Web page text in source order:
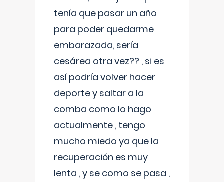
tenía que pasar un año
para poder quedarme
embarazada, sería
cesárea otra vez?? , si es
así podría volver hacer
deporte y saltar a la
comba como lo hago
actualmente , tengo
mucho miedo ya que la
recuperación es muy
lenta , y se como se pasa ,